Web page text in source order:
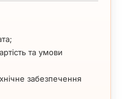
та умови
забезпечення